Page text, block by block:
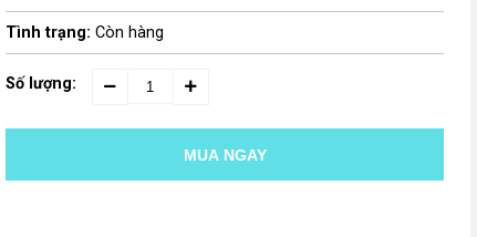
Tình trạng: Còn hàng
Số lượng:
MUA NGAY